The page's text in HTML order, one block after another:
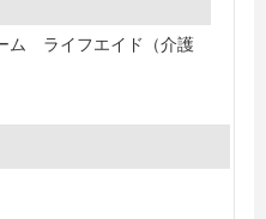
ム ライフエイド（介護